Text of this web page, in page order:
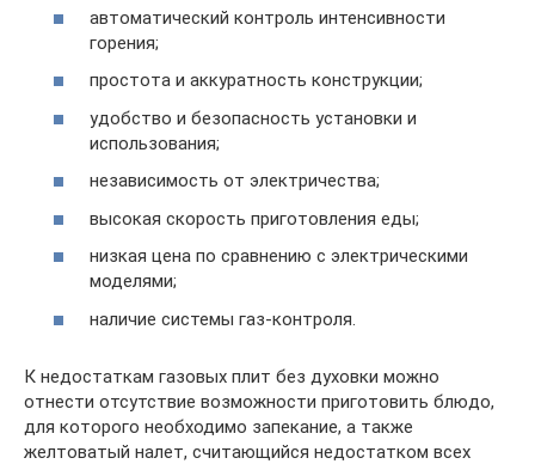
автоматический контроль интенсивности
горения;
простота и аккуратность конструкции;
удобство и безопасность установки и
использования;
независимость от электричества;
высокая скорость приготовления еды;
низкая цена по сравнению с электрическими
моделями;
наличие системы газ-контроля.
К недостаткам газовых плит без духовки можно
отнести отсутствие возможности приготовить блюдо,
для которого необходимо запекание, а также
желтоватый налет, считающийся недостатком всех